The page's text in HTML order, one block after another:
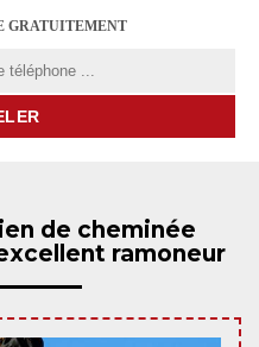
GRATUITEMENT
de cheminée
ramoneur